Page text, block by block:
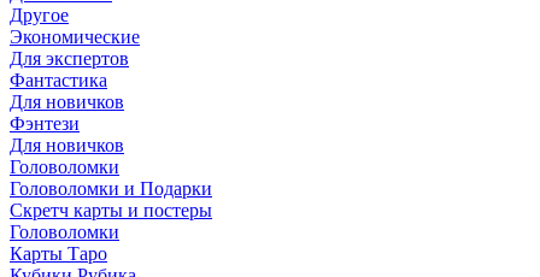
Другое
Экономические
Для экспертов
Фантастика
Для новичков
Фэнтези
Для новичков
Головоломки
Головоломки и Подарки
Cкретч карты и постеры
Головоломки
Карты Таро